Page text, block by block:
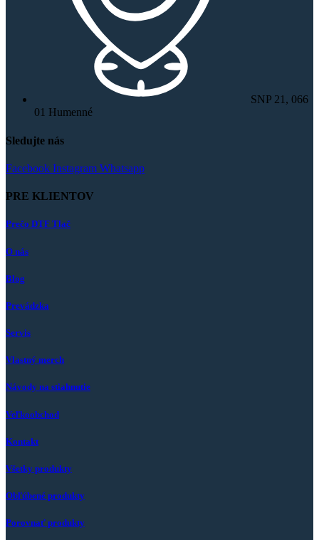
SNP 21, 066
01 Humenné
Sledujte nás
Facebook Instagram Whatsapp
PRE KLIENTOV
Prečo DTF Tlač
O nás
Blog
Prevádzka
Servis
Vlastný merch
Návody na stiahnutie
Veľkoobchod
Kontakt
Všetky produkty
Obľúbené produkty
Porovnať produkty